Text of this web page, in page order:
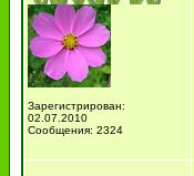
Зарегистрирован:
02.07.2010
Сообщения: 2324